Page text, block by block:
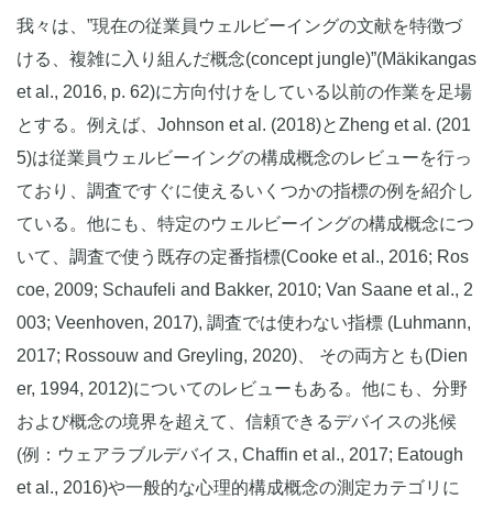
我々は、”現在の従業員ウェルビーイングの文献を特徴づ
ける、複雑に入り組んだ概念(concept jungle)”(Mäkikangas
et al., 2016, p. 62)に方向付けをしている以前の作業を足場
とする。例えば、Johnson et al. (2018)とZheng et al. (201
5)は従業員ウェルビーイングの構成概念のレビューを行っ
ており、調査ですぐに使えるいくつかの指標の例を紹介し
ている。他にも、特定のウェルビーイングの構成概念につ
いて、調査で使う既存の定番指標(Cooke et al., 2016; Ros
coe, 2009; Schaufeli and Bakker, 2010; Van Saane et al., 2
003; Veenhoven, 2017), 調査では使わない指標 (Luhmann,
2017; Rossouw and Greyling, 2020)、 その両方とも(Dien
er, 1994, 2012)についてのレビューもある。他にも、分野
および概念の境界を超えて、信頼できるデバイスの兆候
(例：ウェアラブルデバイス, Chaffin et al., 2017; Eatough
et al., 2016)や一般的な心理的構成概念の測定カテゴリに